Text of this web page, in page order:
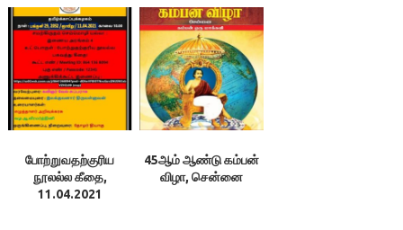
￼
கிடையாது! – ஆனி 06,
2052 ஞாயிறு
20.06.2021
போற்றுவதற்குரிய
நூலல்ல கீதை,
11.04.2021
45ஆம் ஆண்டு கம்பன்
விழா, சென்னை